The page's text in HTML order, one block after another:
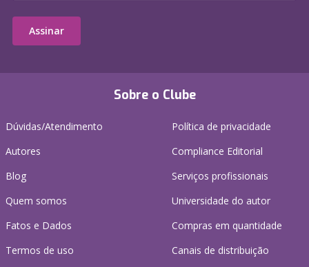
Sobre o Clube
Dúvidas/Atendimento
Autores
Blog
Quem somos
Fatos e Dados
Termos de uso
Política de privacidade
Compliance Editorial
Serviços profissionais
Universidade do autor
Compras em quantidade
Canais de distribuição
Assinar